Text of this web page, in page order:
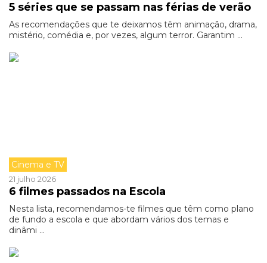
5 séries que se passam nas férias de verão
As recomendações que te deixamos têm animação, drama,
mistério, comédia e, por vezes, algum terror. Garantim ...
Cinema e TV
21 julho 2026
6 filmes passados na Escola
Nesta lista, recomendamos-te filmes que têm como plano
de fundo a escola e que abordam vários dos temas e
dinâmi ...